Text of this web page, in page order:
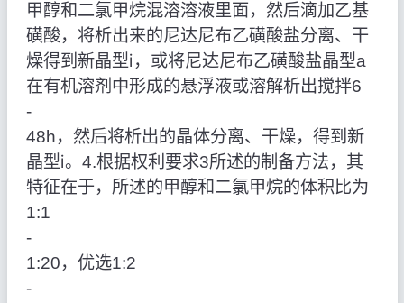
甲醇和二氯甲烷混溶溶液里面，然后滴加乙基
磺酸，将析出来的尼达尼布乙磺酸盐分离、干
燥得到新晶型ⅰ，或将尼达尼布乙磺酸盐晶型a
在有机溶剂中形成的悬浮液或溶解析出搅拌6
‑
48h，然后将析出的晶体分离、干燥，得到新
晶型ⅰ。4.根据权利要求3所述的制备方法，其
特征在于，所述的甲醇和二氯甲烷的体积比为
1:1
‑
1:20，优选1:2
‑